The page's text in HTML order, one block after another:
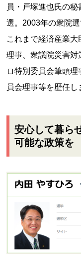
員・戸塚進也氏の
選。2003年の衆院
これまで経済産業
理事、衆議院災害対
ロ特別委員会筆頭
員会理事等を歴任し
安心して暮ら
可能な政策を